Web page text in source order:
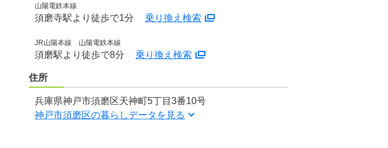
山陽電鉄本線
須磨寺駅より徒歩で1分 乗り換え検索
JR山陽本線 山陽電鉄本線
須磨駅より徒歩で8分 乗り換え検索
住所
兵庫県神戸市須磨区天神町5丁目3番10号
神戸市須磨区の暮らしデータを見る